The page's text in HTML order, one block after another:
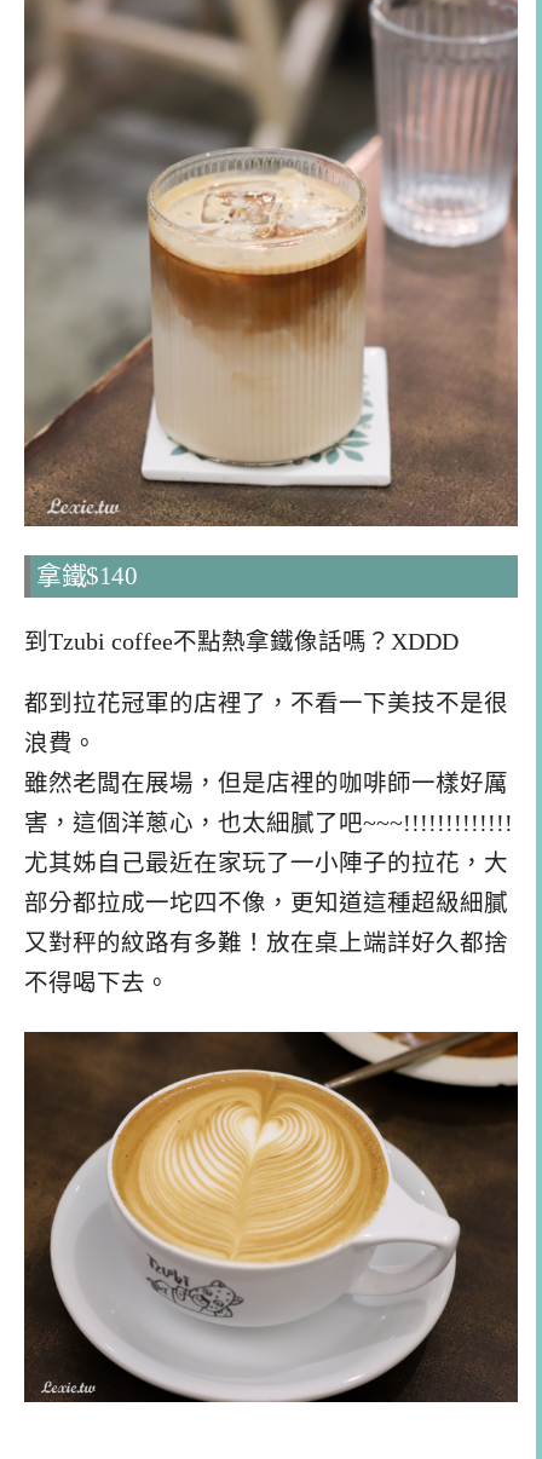
拿鐵$140
到Tzubi coffee不點熱拿鐵像話嗎？XDDD
都到拉花冠軍的店裡了，不看一下美技不是很
浪費。
雖然老闆在展場，但是店裡的咖啡師一樣好厲
害，這個洋蔥心，也太細膩了吧~~~!!!!!!!!!!!!!
尤其姊自己最近在家玩了一小陣子的拉花，大
部分都拉成一坨四不像，更知道這種超級細膩
又對秤的紋路有多難！放在桌上端詳好久都捨
不得喝下去。